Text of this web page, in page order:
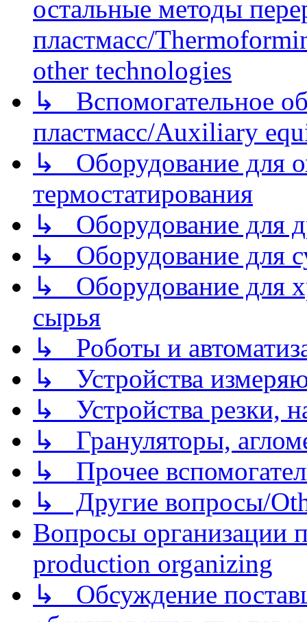
остальные методы
пластмасс/
other technologies
↳ Вспомогательное
пластмасс/Auxiliary
↳ Оборудование для
термостатирования
↳ Оборудование для
↳ Оборудование для
↳ Оборудование для
сырья
↳ Роботы и
↳ Устройства
↳ Устройства резки,
↳ Грануляторы,
↳ Прочее
↳ Другие вопросы/
Вопросы организации
production organizing
↳ Обсуждение